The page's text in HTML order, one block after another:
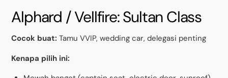
Alphard / Vellfire: Sultan Class
Cocok buat: Tamu VVIP, wedding car, delegasi penting
Kenapa pilih ini: